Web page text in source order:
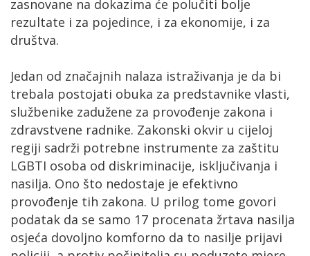
zasnovane na dokazima će polučiti bolje
rezultate i za pojedince, i za ekonomije, i za
društva.
Jedan od značajnih nalaza istraživanja je da bi
trebala postojati obuka za predstavnike vlasti,
službenike zadužene za provođenje zakona i
zdravstvene radnike. Zakonski okvir u cijeloj
regiji sadrži potrebne instrumente za zaštitu
LGBTI osoba od diskriminacije, isključivanja i
nasilja. Ono što nedostaje je efektivno
provođenje tih zakona. U prilog tome govori
podatak da se samo 17 procenata žrtava nasilja
osjeća dovoljno komforno da to nasilje prijavi